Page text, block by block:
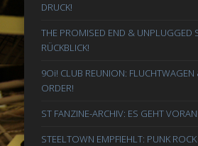
DRUCK!
THE PROMISED END & UNPLUGGED
RÜCKBLICK!
9Oi! CLUB REUNION:
ORDER!
ST FANZINE-ARCHIV: ES GEHT VORAN!
STEELTOWN EMPFIEHLT: PUNK